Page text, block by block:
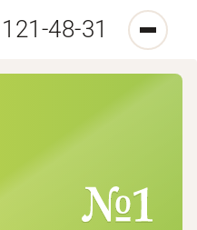
121-48-31